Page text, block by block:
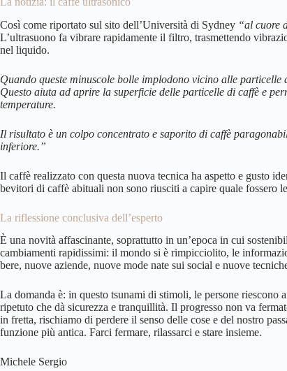
Così come riportato sul sito dell’Università di Sydney “al cuore
L’ultrasuono fa vibrare rapidamente il filtro, trasmettendo
nel liquido.
Quando queste minuscole bolle implodono vicino alle
Questo aiuta ad aprire la superficie delle particelle di caffè e
temperature.
Il risultato è un colpo concentrato e saporito di caffè
inferiore.”
Il caffè realizzato con questa nuova tecnica ha aspetto e gusto
bevitori di caffè abituali non sono riusciti a capire quale fossero
La riflessione conclusiva dell’esperto
È una novità affascinante, soprattutto in un’epoca in cui
cambiamenti rapidissimi: il mondo si è rimpicciolito, le
bere, nuove aziende, nuove mode nate sui social e nuove
La domanda è: in questo tsunami di stimoli, le persone
ripetuto che dà sicurezza e tranquillità. Il progresso non va
in fretta, rischiamo di perdere il senso delle cose e del nostro
funzione più antica. Farci fermare, rilassarci e stare insieme.
Michele Sergio